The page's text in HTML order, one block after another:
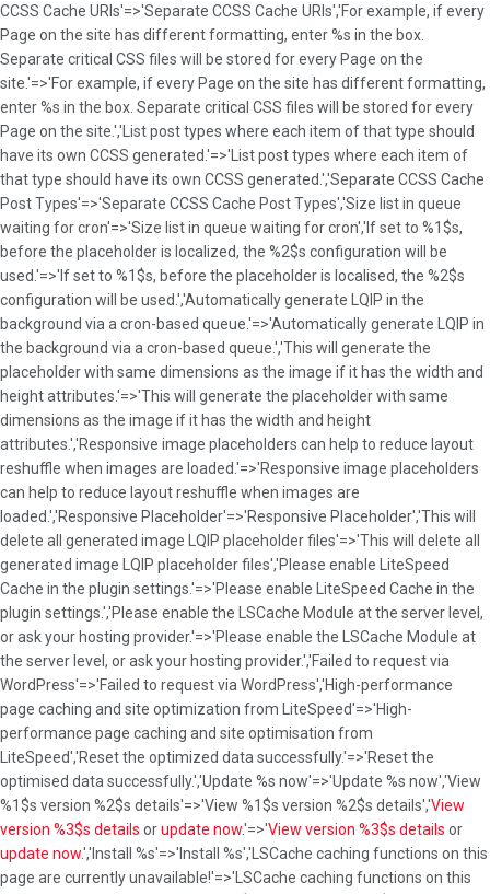
CCSS Cache URIs'=>'Separate CCSS Cache URIs','For example, if every
Page on the site has different formatting, enter %s in the box.
Separate critical CSS files will be stored for every Page on the
site.'=>'For example, if every Page on the site has different formatting,
enter %s in the box. Separate critical CSS files will be stored for every
Page on the site.','List post types where each item of that type should
have its own CCSS generated.'=>'List post types where each item of
that type should have its own CCSS generated.','Separate CCSS Cache
Post Types'=>'Separate CCSS Cache Post Types','Size list in queue
waiting for cron'=>'Size list in queue waiting for cron','If set to %1$s,
before the placeholder is localized, the %2$s configuration will be
used.'=>'If set to %1$s, before the placeholder is localised, the %2$s
configuration will be used.','Automatically generate LQIP in the
background via a cron-based queue.'=>'Automatically generate LQIP in
the background via a cron-based queue.','This will generate the
placeholder with same dimensions as the image if it has the width and
height attributes.'=>'This will generate the placeholder with same
dimensions as the image if it has the width and height
attributes.','Responsive image placeholders can help to reduce layout
reshuffle when images are loaded.'=>'Responsive image placeholders
can help to reduce layout reshuffle when images are
loaded.','Responsive Placeholder'=>'Responsive Placeholder','This will
delete all generated image LQIP placeholder files'=>'This will delete all
generated image LQIP placeholder files','Please enable LiteSpeed
Cache in the plugin settings.'=>'Please enable LiteSpeed Cache in the
plugin settings.','Please enable the LSCache Module at the server level,
or ask your hosting provider.'=>'Please enable the LSCache Module at
the server level, or ask your hosting provider.','Failed to request via
WordPress'=>'Failed to request via WordPress','High-performance
page caching and site optimization from LiteSpeed'=>'High-
performance page caching and site optimisation from
LiteSpeed','Reset the optimized data successfully.'=>'Reset the
optimised data successfully.','Update %s now'=>'Update %s now','View
%1$s version %2$s details'=>'View %1$s version %2$s details','View
version %3$s details orupdate now.'=>'View version %3$s details or
update now.','Install %s'=>'Install %s','LSCache caching functions on this page are currently unavailable!'=>'LSCache caching functions on this page are currently unavailable!','%1$s plugin version %2$s required for this action.'=>'%1$s plugin version %2$s required for this action.','We are working hard to improve your online service experience. The service will be unavailable while we work. We apologize for any inconvenience.'=>'We are working hard to improve your online service experience. The service will be unavailable while we work. We apologise for any inconvenience.','Automatically remove the original image backups after fetching optimized images.'=>'Automatically remove the original image backups after fetching optimised images.','Remove Original Backups'=>'Remove Original Backups','Automatically request optimization via cron job.'=>'Automatically request optimisation via cron job.','A backup of each image is saved before it is optimized.'=>'A backup of each image is saved before it is optimised.','Switched images successfully.'=>'Switched images successfully.','This can improve quality but may result in larger images than lossy compression will.'=>'This can improve quality but may result in larger images than lossy compression will.','Optimize images using lossless compression.'=>'Optimise images using lossless compression.','Optimize Losslessly'=>'Optimise Losslessly','Request WebP/AVIF versions of original images when doing optimization.'=>'Request WebP/AVIF versions of original images when doing optimisation.','Optimize images and save backups of the originals in the same folder.'=>'Optimise images and save backups of the originals in the same folder.','Optimize Original Images'=>'Optimise Original Images','When this option is turned %s, it will also load Google Fonts asynchronously.'=>'When this option is turned %s, it will also load Google Fonts asynchronously.','Cleaned all Critical CSS files.'=>'Cleaned all Critical CSS files.','This will inline the asynchronous CSS library to avoid render blocking.'=>'This will inline the asynchronous CSS library to avoid render blocking.','Inline CSS Async Lib'=>'Inline CSS Async Lib','Run Queue Manually'=>'Run Queue Manually','URL list in %s queue waiting for cron'=>'URL list in %s queue waiting for cron','Last requested cost'=>'Last requested cost','Last generated'=>'Last generated','If set to %s this is done in the foreground, which may slow down page load.'=>'If set to %s this is done in the foreground, which may slow down page load.','Automatic generation of critical CSS is in the background via a cron-based queue.'=>'Automatic generation of critical CSS is in the background via a cron-based queue.','Optimize CSS delivery.'=>'Optimise CSS delivery.','This will delete all generated critical CSS files'=>'This will delete all generated critical CSS files','Critical CSS'=>'Critical CSS','This site utilizes caching in order to facilitate a faster response time and better user experience. Caching potentially stores a duplicate copy of every web page that is on display on this site. All cache files are temporary, and are never accessed by any third party, except as necessary to obtain technical support from the cache plugin vendor. Cache files expire on a schedule set by the site administrator, but may easily be purged by the admin before their natural expiration, if necessary. We may use QUIC.cloud services to process & cache your data temporarily.'=>'This site utilises caching in order to facilitate a faster response time and better user experience. Caching potentially stores a duplicate copy of every web page that is on display on this site. All cache files are temporary, and are never accessed by any third party, except as necessary to obtain technical support from the cache plugin vendor. Cache files expire on a schedule set by the site administrator, but may easily be purged by the admin before their natural expiration, if necessary. We may use QUIC.cloud services to process & cache your data temporarily.','Disabling this may cause WordPress tasks triggered by AJAX to stop working.'=>'Disabling this may cause WordPress tasks triggered by Ajax to stop working.','right now'=>'right now','just now'=>'just now','Saved'=>'Saved','Last ran'=>'Last ran','You will be unable to Revert Optimization once the backups are deleted!'=>'You will be unable to Revert Optimisation once the backups are deleted!','This is irreversible.'=>'This is irreversible.','Remove Original Image Backups'=>'Remove Original Image Backups','Are you sure you want to remove all image backups?'=>'Are you sure you want to remove all image backups?','Total'=>'Total','Files'=>'Files','Last calculated'=>'Last calculated','Calculate Original Image Storage'=>'Calculate Original Image Storage','Storage Optimization'=>'Storage Optimisation','Enable replacement of WebP/AVIF in %s elements that were generated outside of WordPress logic.'=>'Enable replacement of WebP/AVIF in %s elements that were generated outside of WordPress logic.','Use the format %1$s or %2$s (element is optional).'=>'Use the format %1$s or %2$s (element is optional).','Only attributes listed here will be replaced.'=>'Only attributes listed here will be replaced.','Specify which element attributes will be replaced with WebP/AVIF.'=>'Specify which element attributes will be replaced with WebP/AVIF.','WebP/AVIF Attribute To Replace'=>'WebP/AVIF Attribute To Replace','Only files within these directories will be pointed to the CDN.'=>'Only files within these directories will be pointed to the CDN.','Included Directories'=>'Included Directories','A Purge All will be executed when WordPress runs these hooks.'=>'A Purge All will be executed when WordPress runs these hooks.','Purge All Hooks'=>'Purge All Hooks','Purged all caches successfully.'=>'Purged all caches successfully.','LSCache'=>'LSCache','Forced cacheable'=>'Forced cacheable','Paths containing these strings will be cached regardless of no-cacheable settings.'=>'Paths containing these strings will be cached regardless of no-cacheable settings.','Force Cache URIs'=>'Force Cache URIs','Exclude Settings'=>'Exclude Settings','This will disable LSCache and all optimization features for debug purpose.'=>'This will disable LSCache and all optimisation features for debug purpose.','Disable All Features'=>'Disable All Features','Opcode Cache'=>'Opcode Cache','CSS/JS Cache'=>'CSS/JS Cache','Remove all previous unfinished image optimization requests.'=>'Remove all previous unfinished image optimisation requests.','Clean Up Unfinished Data'=>'Clean Up Unfinished Data','Join Us on Slack'=>'Join Us on Slack','Join the %s community.'=>'Join the %s community.','Want to connect with other LiteSpeed users?'=>'Want to connect with other LiteSpeed users?','Your API key / token is used to access %s APIs.'=>'Your API key / token is used to access %s APIs.','Your Email address on %s.'=>'Your Email address on %s.','Use %s API functionality.'=>'Use %s API functionality.','To randomize CDN hostname, define multiple hostnames for the same resources.'=>'To randomise CDN hostname, define multiple hostnames for the same resources.','Join LiteSpeed Slack community'=>'Join LiteSpeed Slack community','Visit LSCWP support forum'=>'Visit LSCWP support forum','Images notified to pull'=>'Images notified to pull','What is a group?'=>'What is a group?','%s image'=>'%s image','%s group'=>'%s group','%s images'=>'%s images','%s groups'=>'%s groups','Guest'=>'Guest','To crawl the site as a logged-in user, enter the user ids to be simulated.'=>'To crawl the site as a logged-in user, enter the user ids to be simulated.','Role Simulation'=>'Role Simulation','running'=>'running','Size'=>'Size','Ended reason'=>'Ended reason','Last interval'=>'Last interval','Current crawler started at'=>'Current crawler started at','Run time for previous crawler'=>'Run time for previous crawler','%d seconds'=>'%d seconds','Last complete run time for all crawlers'=>'Last complete run time for all crawlers','Current sitemap crawl started at'=>'Current sitemap crawl started at','If %1$s is %2$s, then %3$s must be populated!'=>'If %1$s is %2$s, then %3$s must be populated!','Server allowed max value: %s'=>'Server allowed max value: %s','Server enforced value: %s'=>'Server enforced value: %s','NOTE'=>'NOTE','Server variable(s) %s available to override this setting.'=>'Server variable(s) %s available to override this setting.','API'=>'API','Reset the entire OPcache successfully.'=>'Reset the entire OPcache successfully.','Imported setting file %s successfully.'=>'Imported setting file %s successfully.','Import failed due to file error.'=>'Import failed due to file error.','How to Fix Problems Caused by CSS/JS Optimization.'=>'How to Fix Problems Caused by CSS/JS Optimisation.','This will generate extra requests to the server, which will increase server load.'=>'This will generate extra requests to the server, which will increase server load.','When a visitor hovers over a page link, preload that page. This will speed up the visit to that link.'=>'When a visitor hovers over a page link, preload that page. This will speed up the visit to that link.','Instant Click'=>'Instant Click','Reset the entire opcode cache'=>'Reset the entire opcode cache','This will import settings from a file and override all current LiteSpeed Cache settings.'=>'This will import settings from a file and override all current LiteSpeed Cache settings.','Last imported'=>'Last imported','Import'=>'Import','Import Settings'=>'Import Settings','This will export all current LiteSpeed Cache settings and save them as a file.'=>'This will export all current LiteSpeed Cache settings and save them as a file.','Last exported'=>'Last exported','Export'=>'Export','Export Settings'=>'Export Settings','Import / Export'=>'Import / Export','Use keep-alive connections to speed up cache operations.'=>'Use keep-alive connections to speed up cache operations.','Database to be used'=>'Database to be used','Re